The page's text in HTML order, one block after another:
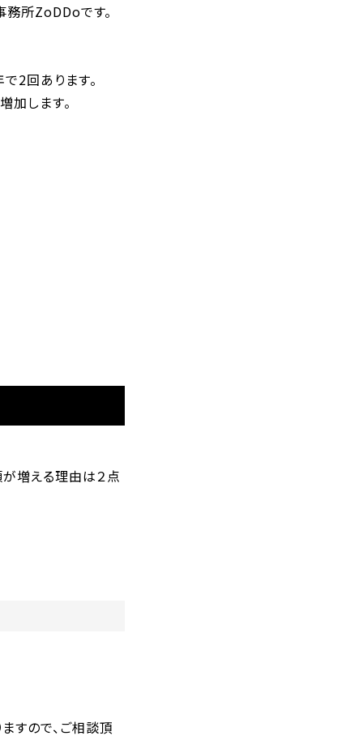
所ZoDDoです。
2回あります。
加します。
増える理由は２点
すので、ご相談頂